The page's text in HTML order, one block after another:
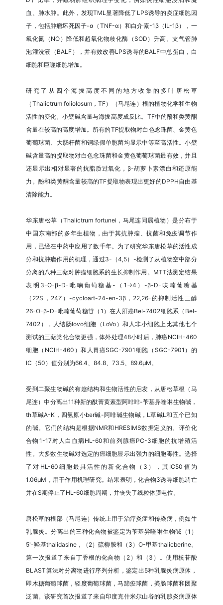
血、肺水肿。此外，发现TML显著降低了LPS诱导的炎症细胞因
子，包括肿瘤坏死因子-α（TNF-α）和白介素-1β（IL-1β），一
氧化氮（NO）降低和超氧化物歧化酶（SOD）升高。支气管肺
泡灌洗液（BALF），并有效改善LPS诱导的BALF中总蛋白，白
细胞和巨噬细胞增加。
研究了从四个海拔高度不同的地方收集的多叶唐松草
（Thalictrum foliolosum，TF）（马尾连）根的植物化学和生物
活性的变化。小檗碱含量与海拔高度成反比。TF中的酚和类黄酮
含量在较高的高度增加。所有的TF提取物对白色念珠菌、金黄色
葡萄球菌、大肠杆菌和铜绿假单胞菌均显示中等至高活性。小檗
碱含量高的提取物对白色念珠菌和金黄色葡萄球菌最有效，并且
还显示出相对显著的抗脂质过氧化，β-胡萝卜素漂白和还原能
力。酚和类黄酮含量较高的TF提取物表现出更好的DPPH自由基
清除能力。
华东唐松草（Thalictrum fortunei，马尾连同属植物）是分布于
中国东南部的多年生植物，由于其抗肿瘤、抗菌和免疫调节作
用，已经在中药中应用了数千年。为了研究华东唐松草的活性成
分和抗肿瘤作用的机理，通过3-（4,5）-检测了从植物空中部分
分离的八种三萜对肿瘤细胞系的生长抑制作用。MTT法测定结果
表明3-O-β-D-吡喃葡萄糖基-（1→4）-β-D-呋喃葡糖基
（22S，24Z）-cycloart-24-en-3β，22,26-的抑制活性三醇
26-O-β-D-吡喃葡萄糖苷（1）在人肝癌Bel-7402细胞系（Bel-
7402），人结肠lovo细胞（LoVo）和人非小细胞上比其他七个
测试的三萜类化合物更强，体外处理48小时后，肺癌NCIH-460
细胞（NCIH-460）和人胃癌SGC-7901细胞（SGC-7901）的
IC（50）值分别为66.4、84.8、73.5、89.6μM。
受到二聚生物碱的有趣结构和生物活性的启发，从唐松草根（马
尾连）中分离出11种新的酞菁黄素型阿啡啡-苄基异喹啉生物碱，
th草碱A-K，四氢原小ber碱-阿啡碱生物碱，L草碱L和五个已知
的碱。它们的结构是根据NMR和HRESIMS数据定义的。评价化
合物1-17对人白血病HL-60和前列腺癌PC-3细胞的抗增殖活
性。大多数生物碱对选定的癌细胞显示出强力的细胞毒性。选择
了对HL-60细胞最具活性的新化合物（3），其IC50值为
1.06μM，用于作用机理研究。结果表明，化合物3诱导细胞凋亡
并在S期停止了HL-60细胞周期，并丧失了线粒体膜电位。
唐松草的根部（马尾连）传统上用于治疗炎症和传染病，例如牛
乳腺炎。分离出的三种化合物被鉴定为苄基异喹啉生物碱（1）
5'-羟基thalidasine，（2）硫柳胺和（3）O-甲基thalicberine。
第一次报道了来自丁香根的化合物（2）和（3）。使用核苷酸
BLAST算法对分离物进行序列分析，鉴定出5种乳腺炎病原体，
即木糖葡萄球菌，轻度葡萄球菌，马蹄疫球菌，粪肠球菌和团聚
泛菌。该研究首次报道了来自印度克什米尔山谷的乳腺炎病原体